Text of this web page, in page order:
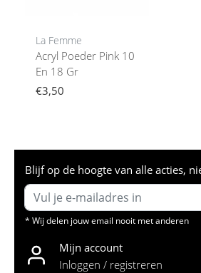
La Femme
Acryl Poeder Pink 10
En 18 Gr
€3,50
Blijf op de hoogte van alle acties,
* Wij delen jouw email nooit met anderen
Mijn account
Inloggen / registreren